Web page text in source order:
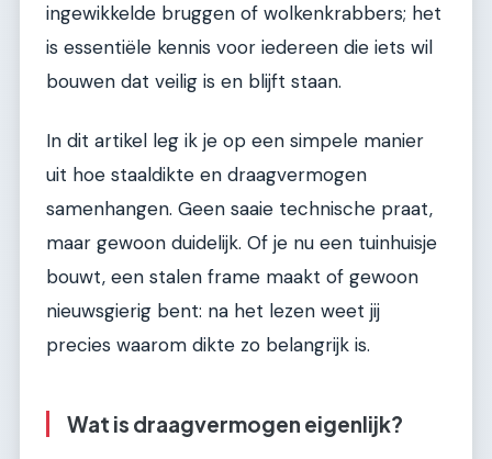
ingewikkelde bruggen of wolkenkrabbers; het
is essentiële kennis voor iedereen die iets wil
bouwen dat veilig is en blijft staan.
In dit artikel leg ik je op een simpele manier
uit hoe staaldikte en draagvermogen
samenhangen. Geen saaie technische praat,
maar gewoon duidelijk. Of je nu een tuinhuisje
bouwt, een stalen frame maakt of gewoon
nieuwsgierig bent: na het lezen weet jij
precies waarom dikte zo belangrijk is.
Wat is draagvermogen eigenlijk?